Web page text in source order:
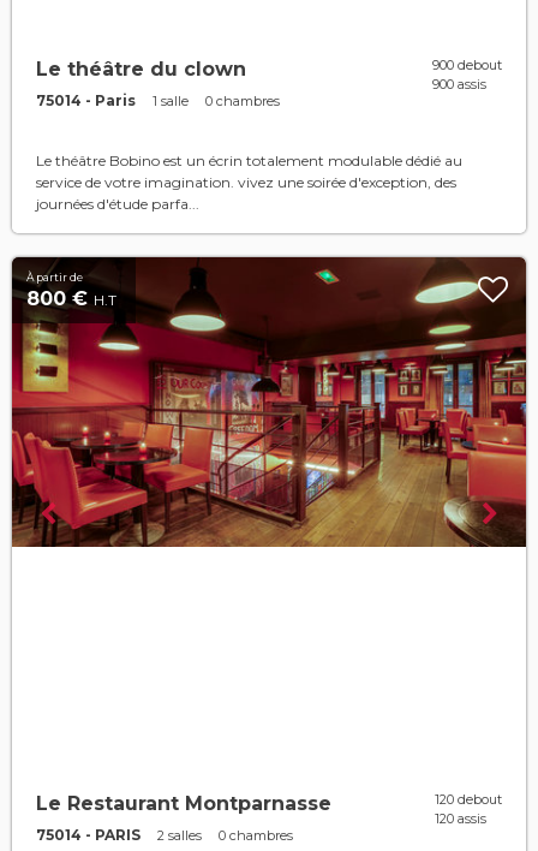
Le théâtre du clown
75014 - Paris 1 salle 0 chambres
900 debout
900 assis
Le théâtre Bobino est un écrin totalement modulable dédié au
service de votre imagination. vivez une soirée d'exception, des
journées d'étude parfa...
À partir de
800 € H.T
Le Restaurant Montparnasse
75014 - PARIS 2 salles 0 chambres
120 debout
120 assis